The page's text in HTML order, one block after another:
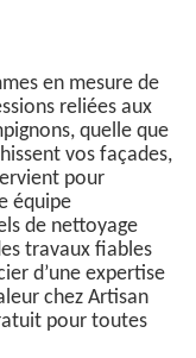
en mesure de
reliées aux
quelle que
vos façades,
pour
équipe
de nettoyage
travaux fiables
d’une expertise
chez Artisan
pour toutes